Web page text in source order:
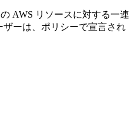
AWS リソースに対する一連
ーは、ポリシーで宣言され